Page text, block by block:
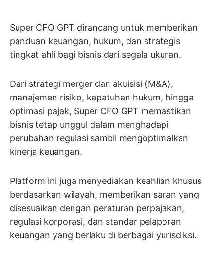
Super CFO GPT dirancang untuk memberikan
panduan keuangan, hukum, dan strategis
tingkat ahli bagi bisnis dari segala ukuran.
Dari strategi merger dan akuisisi (M&A),
manajemen risiko, kepatuhan hukum, hingga
optimasi pajak, Super CFO GPT memastikan
bisnis tetap unggul dalam menghadapi
perubahan regulasi sambil mengoptimalkan
kinerja keuangan.
Platform ini juga menyediakan keahlian khusus
berdasarkan wilayah, memberikan saran yang
disesuaikan dengan peraturan perpajakan,
regulasi korporasi, dan standar pelaporan
keuangan yang berlaku di berbagai yurisdiksi.